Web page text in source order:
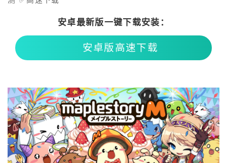
安卓最新版一键下载安装：
安卓版高速下载